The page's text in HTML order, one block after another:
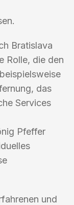
Bratislava
Rolle, die den
das
Services
Pfeffer
und